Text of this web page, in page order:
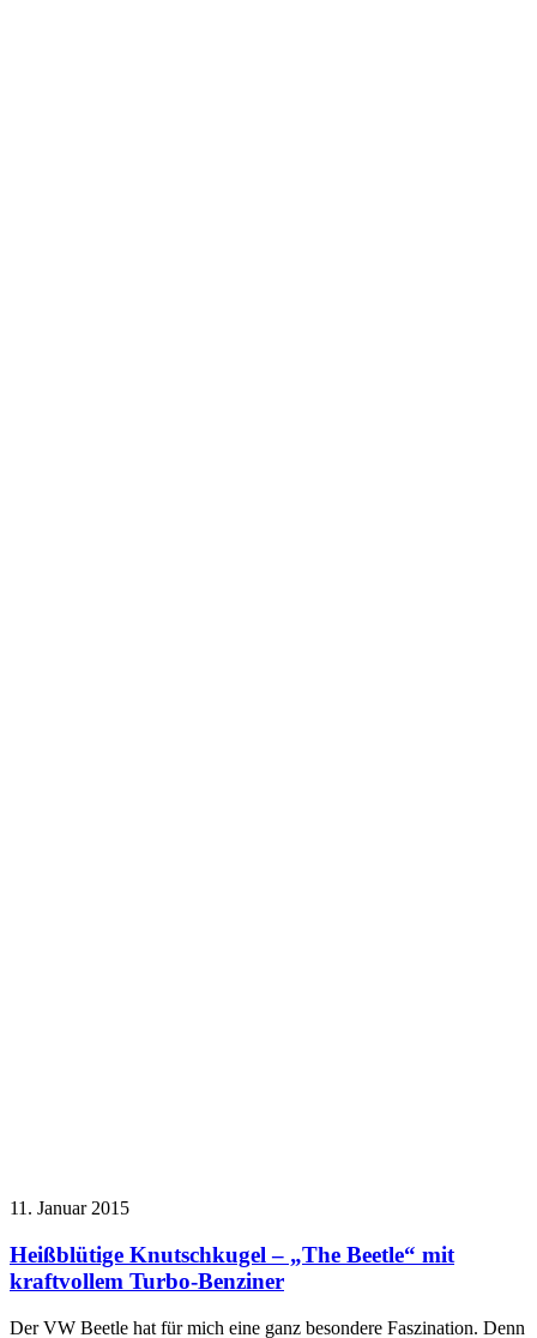
11. Januar 2015
Heißblütige Knutschkugel – „The Beetle“ mit
kraftvollem Turbo-Benziner
Der VW Beetle hat für mich eine ganz besondere Faszination. Denn